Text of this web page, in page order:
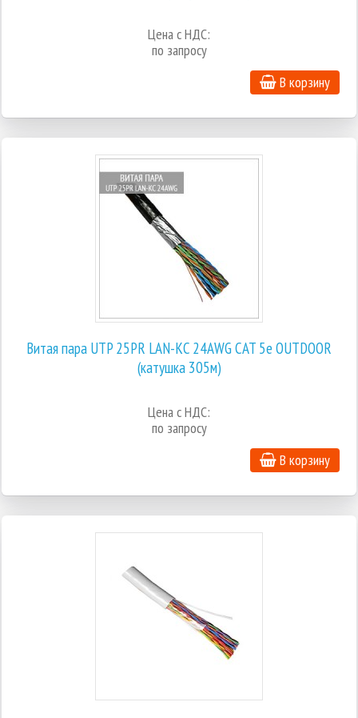
Цена с НДС:
по запросу
В корзину
Витая пара UTP 25PR LAN-KC 24AWG CAT 5e OUTDOOR
(катушка 305м)
Цена с НДС:
по запросу
В корзину